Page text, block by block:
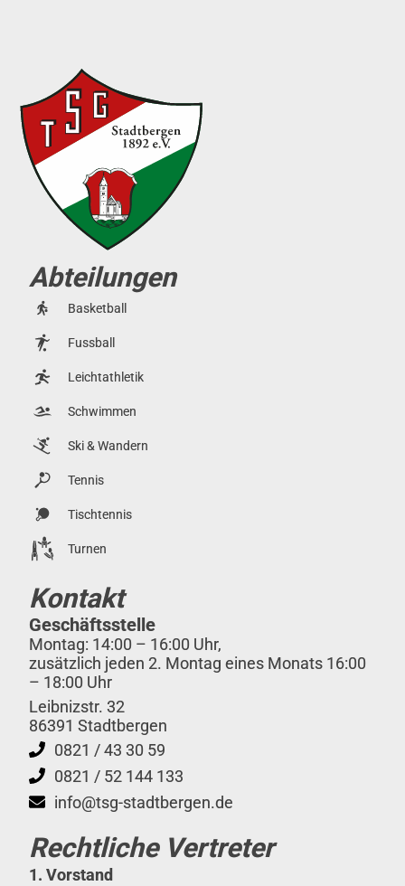
Abteilungen
Basketball
Fussball
Leichtathletik
Schwimmen
Ski & Wandern
Tennis
Tischtennis
Turnen
Kontakt
Geschäftsstelle
Montag: 14:00 – 16:00 Uhr,
zusätzlich jeden 2. Montag eines Monats 16:00
– 18:00 Uhr
Leibnizstr. 32
86391 Stadtbergen
0821 / 43 30 59
0821 / 52 144 133
info@tsg-stadtbergen.de
Rechtliche Vertreter
1. Vorstand